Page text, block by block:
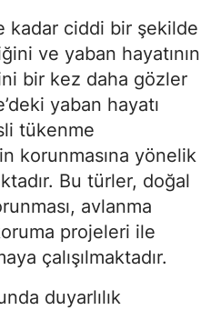
kadar ciddi bir şekilde
ve yaban hayatının
bir kez daha gözler
yaban hayatı
tükenme
korunmasına yönelik
Bu türler, doğal
avlanma
projeleri ile
çalışılmaktadır.
duyarlılık